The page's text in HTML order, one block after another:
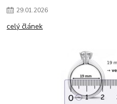
29.01.2026
celý článek